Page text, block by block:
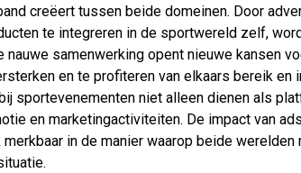
creëert tussen beide domeinen. Door
te integreren in de sportwereld zelf,
nauwe samenwerking opent nieuwe kansen
en te profiteren van elkaars bereik
sportevenementen niet alleen dienen als
en marketingactiviteiten. De impact van
in de manier waarop beide